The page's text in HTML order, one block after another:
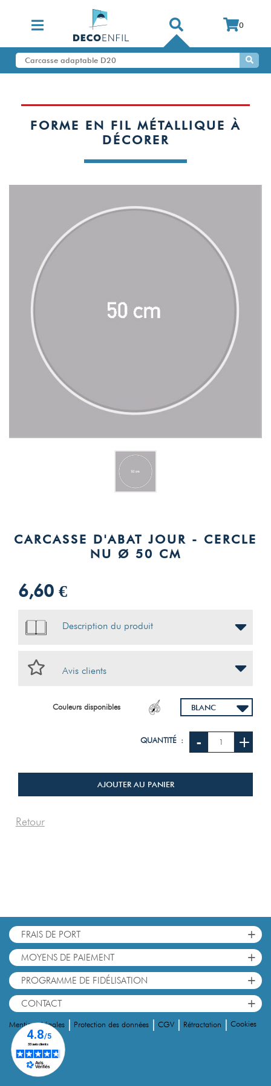
0
FORME EN FIL MÉTALLIQUE À
DÉCORER
CARCASSE D'ABAT JOUR - CERCLE
NU Ø 50 CM
6,60 €
Description du produit
Avis clients
Couleurs disponibles
QUANTITÉ : - +
AJOUTER AU PANIER
Retour
FRAIS DE PORT +
MOYENS DE PAIEMENT +
PROGRAMME DE FIDÉLISATION +
CONTACT +
Mentions Légales | Protection des données | CGV | Rétractation | Cookies